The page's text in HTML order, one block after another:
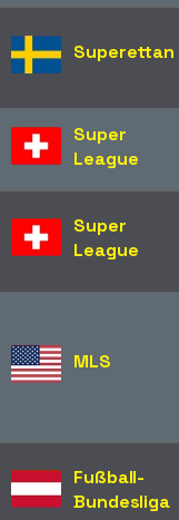
Superettan
Super
League
Super
League
MLS
Fußball-
Bundesliga